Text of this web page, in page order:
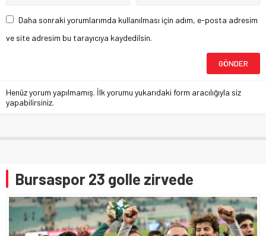
Daha sonraki yorumlarımda kullanılması için adım, e-posta adresim
ve site adresim bu tarayıcıya kaydedilsin.
Henüz yorum yapılmamış. İlk yorumu yukarıdaki form aracılığıyla siz
yapabilirsiniz.
Bursaspor 23 golle zirvede